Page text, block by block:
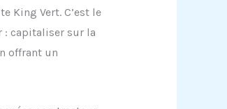
King Vert. C’est le
: capitaliser sur la
offrant un